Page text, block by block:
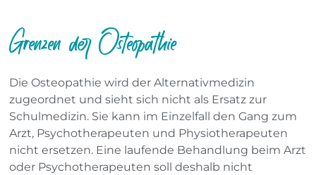
Grenzen der Osteopathie
Die Osteopathie wird der Alternativmedizin
zugeordnet und sieht sich nicht als Ersatz zur
Schulmedizin. Sie kann im Einzelfall den Gang zum
Arzt, Psychotherapeuten und Physiotherapeuten
nicht ersetzen. Eine laufende Behandlung beim Arzt
oder Psychotherapeuten soll deshalb nicht